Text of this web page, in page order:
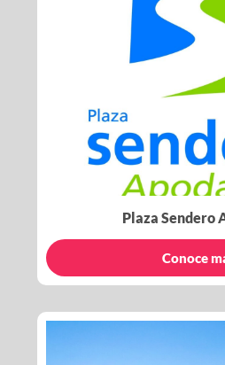
Plaza Sendero
Conoce